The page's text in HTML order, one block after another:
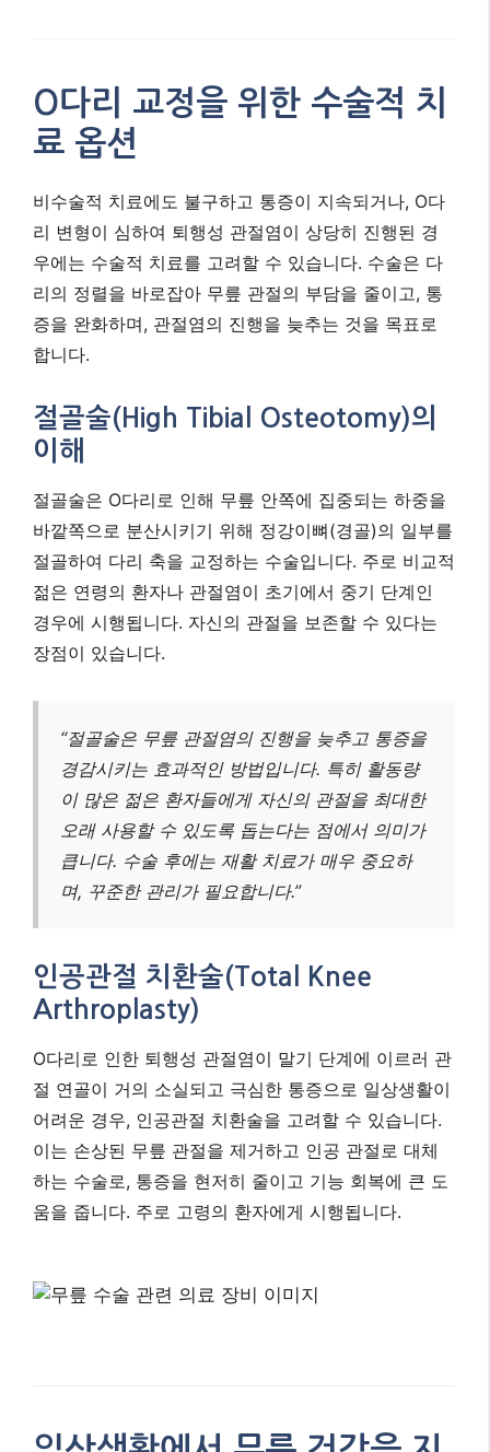
O다리 교정을 위한 수술적 치
료 옵션
비수술적 치료에도 불구하고 통증이 지속되거나, O다
리 변형이 심하여 퇴행성 관절염이 상당히 진행된 경
우에는 수술적 치료를 고려할 수 있습니다. 수술은 다
리의 정렬을 바로잡아 무릎 관절의 부담을 줄이고, 통
증을 완화하며, 관절염의 진행을 늦추는 것을 목표로
합니다.
절골술(High Tibial Osteotomy)의
이해
절골술은 O다리로 인해 무릎 안쪽에 집중되는 하중을
바깥쪽으로 분산시키기 위해 정강이뼈(경골)의 일부를
절골하여 다리 축을 교정하는 수술입니다. 주로 비교적
젊은 연령의 환자나 관절염이 초기에서 중기 단계인
경우에 시행됩니다. 자신의 관절을 보존할 수 있다는
장점이 있습니다.
“절골술은 무릎 관절염의 진행을 늦추고 통증을
경감시키는 효과적인 방법입니다. 특히 활동량
이 많은 젊은 환자들에게 자신의 관절을 최대한
오래 사용할 수 있도록 돕는다는 점에서 의미가
큽니다. 수술 후에는 재활 치료가 매우 중요하
며, 꾸준한 관리가 필요합니다.”
인공관절 치환술(Total Knee
Arthroplasty)
O다리로 인한 퇴행성 관절염이 말기 단계에 이르러 관
절 연골이 거의 소실되고 극심한 통증으로 일상생활이
어려운 경우, 인공관절 치환술을 고려할 수 있습니다.
이는 손상된 무릎 관절을 제거하고 인공 관절로 대체
하는 수술로, 통증을 현저히 줄이고 기능 회복에 큰 도
움을 줍니다. 주로 고령의 환자에게 시행됩니다.